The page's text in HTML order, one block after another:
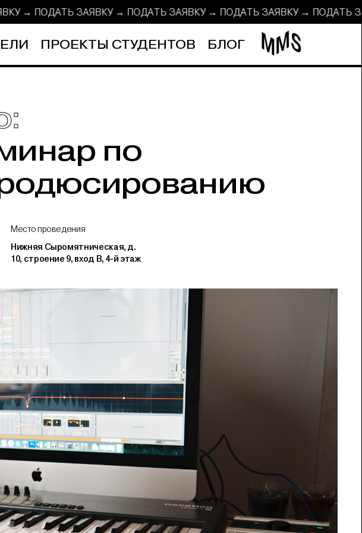
→ПОДАТЬ ЗАЯВКУ → ПОДАТЬ ЗАЯВКУ → ПОДАТЬ ЗАЯВКУ → ПОДАТЬ
ПРОЕКТЫ СТУДЕНТОВ БЛОГ
по
Место проведения
Нижняя Сыромятническая, д.
10, строение 9, вход В, 4-й этаж